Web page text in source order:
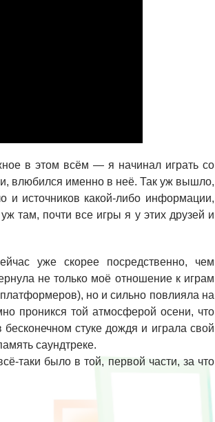
в этом всём — я начинал играть со
влюбился именно в неё. Так уж вышло,
и источников какой-либо информации,
там, почти все игры я у этих друзей и
уже скорее посредственно, чем
не только моё отношение к играм
но и сильно повлияла на
проникся той атмосферой осени, что
стуке дождя и играла свой
саундтреке.
таки было в той, первой части, за что